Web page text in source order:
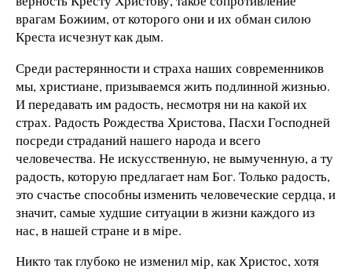
врагам Божиим, от которого они и их обман силою
Креста исчезнут как дым.
Среди растерянности и страха наших современников
мы, христиане, призываемся жить подлинной жизнью.
И передавать им радость, несмотря ни на какой их
страх. Радость Рождества Христова, Пасхи Господней
посреди страданий нашего народа и всего
человечества. Не искусственную, не вымученную, а ту
радость, которую предлагает нам Бог. Только радость,
это счастье способны изменить человеческие сердца, и
значит, самые худшие ситуации в жизни каждого из
нас, в нашей стране и в мiре.
Никто так глубоко не изменил мiр, как Христос, хотя